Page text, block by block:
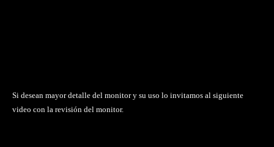
Si desean mayor detalle del monitor y su uso lo invitamos al siguiente
video con la revisión del monitor.